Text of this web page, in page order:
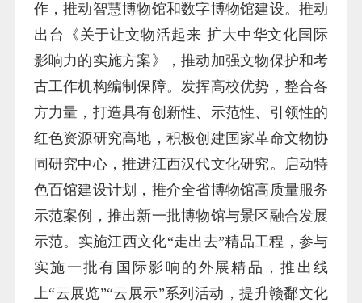
作，推动智慧博物馆和数字博物馆建设。推动
出台《关于让文物活起来 扩大中华文化国际
影响力的实施方案》，推动加强文物保护和考
古工作机构编制保障。发挥高校优势，整合各
方力量，打造具有创新性、示范性、引领性的
红色资源研究高地，积极创建国家革命文物协
同研究中心，推进江西汉代文化研究。启动特
色百馆建设计划，推介全省博物馆高质量服务
示范案例，推出新一批博物馆与景区融合发展
示范。实施江西文化“走出去”精品工程，参与
实施一批有国际影响的外展精品，推出线
上“云展览”“云展示”系列活动，提升赣鄱文化